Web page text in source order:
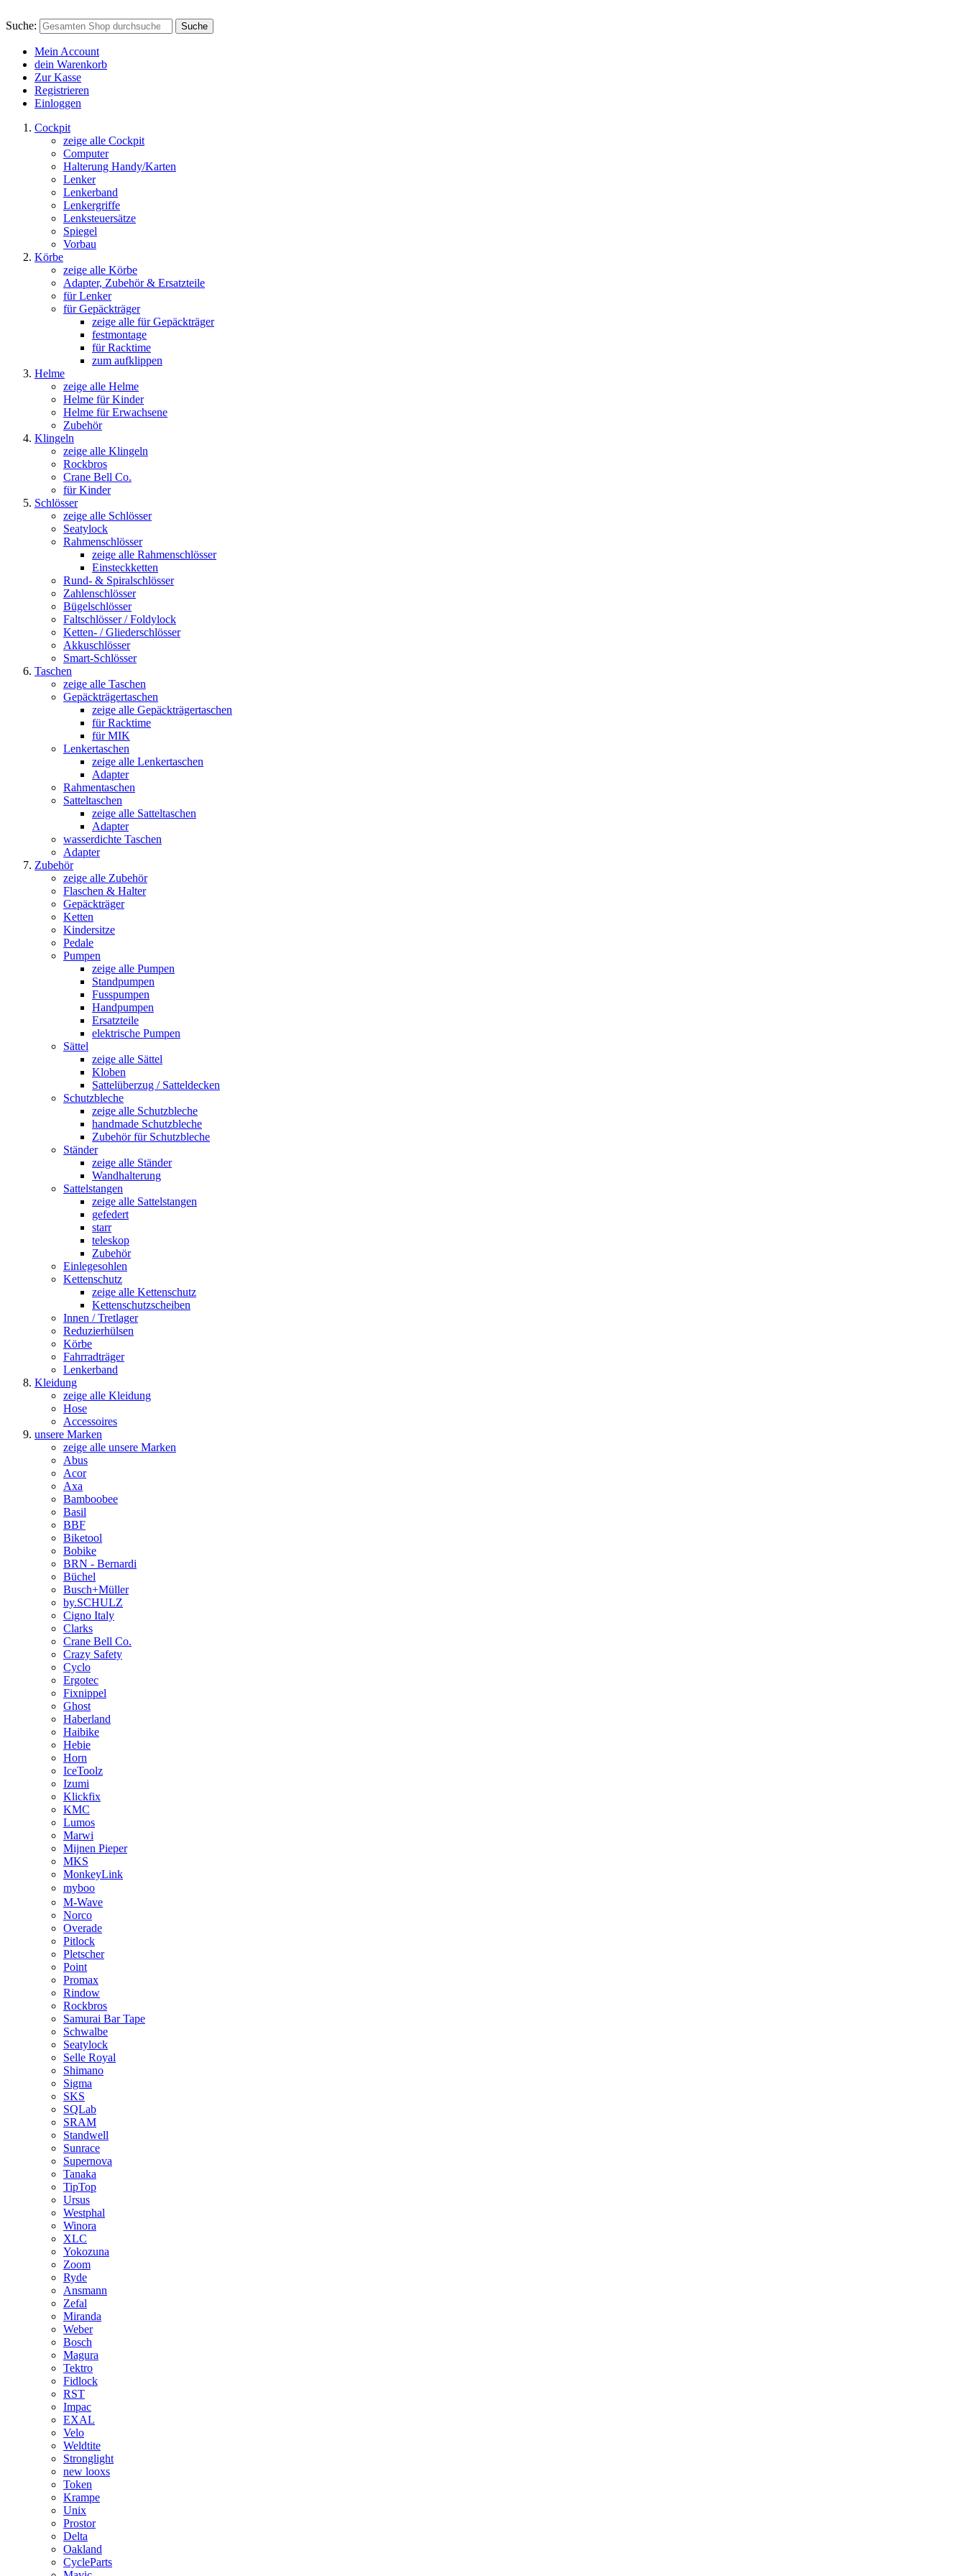
Suche: Suche
Mein Account
dein Warenkorb
Zur Kasse
Registrieren
Einloggen
Cockpit
zeige alle Cockpit
Computer
Halterung Handy/Karten
Lenker
Lenkerband
Lenkergriffe
Lenksteuersätze
Spiegel
Vorbau
Körbe
zeige alle Körbe
Adapter, Zubehör & Ersatzteile
für Lenker
für Gepäckträger
zeige alle für Gepäckträger
festmontage
für Racktime
zum aufklippen
Helme
zeige alle Helme
Helme für Kinder
Helme für Erwachsene
Zubehör
Klingeln
zeige alle Klingeln
Rockbros
Crane Bell Co.
für Kinder
Schlösser
zeige alle Schlösser
Seatylock
Rahmenschlösser
zeige alle Rahmenschlösser
Einsteckketten
Rund- & Spiralschlösser
Zahlenschlösser
Bügelschlösser
Faltschlösser / Foldylock
Ketten- / Gliederschlösser
Akkuschlösser
Smart-Schlösser
Taschen
zeige alle Taschen
Gepäckträgertaschen
zeige alle Gepäckträgertaschen
für Racktime
für MIK
Lenkertaschen
zeige alle Lenkertaschen
Adapter
Rahmentaschen
Satteltaschen
zeige alle Satteltaschen
Adapter
wasserdichte Taschen
Adapter
Zubehör
zeige alle Zubehör
Flaschen & Halter
Gepäckträger
Ketten
Kindersitze
Pedale
Pumpen
zeige alle Pumpen
Standpumpen
Fusspumpen
Handpumpen
Ersatzteile
elektrische Pumpen
Sättel
zeige alle Sättel
Kloben
Sattelüberzug / Satteldecken
Schutzbleche
zeige alle Schutzbleche
handmade Schutzbleche
Zubehör für Schutzbleche
Ständer
zeige alle Ständer
Wandhalterung
Sattelstangen
zeige alle Sattelstangen
gefedert
starr
teleskop
Zubehör
Einlegesohlen
Kettenschutz
zeige alle Kettenschutz
Kettenschutzscheiben
Innen / Tretlager
Reduzierhülsen
Körbe
Fahrradträger
Lenkerband
Kleidung
zeige alle Kleidung
Hose
Accessoires
unsere Marken
zeige alle unsere Marken
Abus
Acor
Axa
Bamboobee
Basil
BBF
Biketool
Bobike
BRN - Bernardi
Büchel
Busch+Müller
by.SCHULZ
Cigno Italy
Clarks
Crane Bell Co.
Crazy Safety
Cyclo
Ergotec
Fixnippel
Ghost
Haberland
Haibike
Hebie
Horn
IceToolz
Izumi
Klickfix
KMC
Lumos
Marwi
Mijnen Pieper
MKS
MonkeyLink
myboo
M-Wave
Norco
Overade
Pitlock
Pletscher
Point
Promax
Rindow
Rockbros
Samurai Bar Tape
Schwalbe
Seatylock
Selle Royal
Shimano
Sigma
SKS
SQLab
SRAM
Standwell
Sunrace
Supernova
Tanaka
TipTop
Ursus
Westphal
Winora
XLC
Yokozuna
Zoom
Ryde
Ansmann
Zefal
Miranda
Weber
Bosch
Magura
Tektro
Fidlock
RST
Impac
EXAL
Velo
Weldtite
Stronglight
new looxs
Token
Krampe
Unix
Prostor
Delta
Oakland
CycleParts